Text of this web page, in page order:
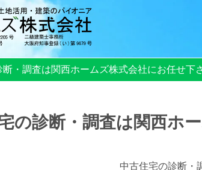
・調査は関西ホームズ株式会社にお任せ下
の診断・調査は関西ホ
中古住宅の診断